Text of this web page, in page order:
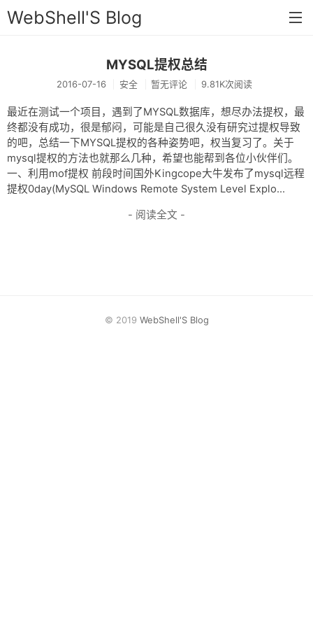
WebShell'S Blog
首页
安全
新闻
技术
工具
网盘
MYSQL提权总结
2016-07-16 安全 暂无评论 9.81K次阅读
最近在测试一个项目，遇到了MYSQL数据库，想尽办法提权，最
终都没有成功，很是郁闷，可能是自己很久没有研究过提权导致
的吧，总结一下MYSQL提权的各种姿势吧，权当复习了。关于
mysql提权的方法也就那么几种，希望也能帮到各位小伙伴们。
一、利用mof提权 前段时间国外Kingcope大牛发布了mysql远程
提权0day(MySQL Windows Remote System Level Explo...
- 阅读全文 -
© 2019 WebShell'S Blog